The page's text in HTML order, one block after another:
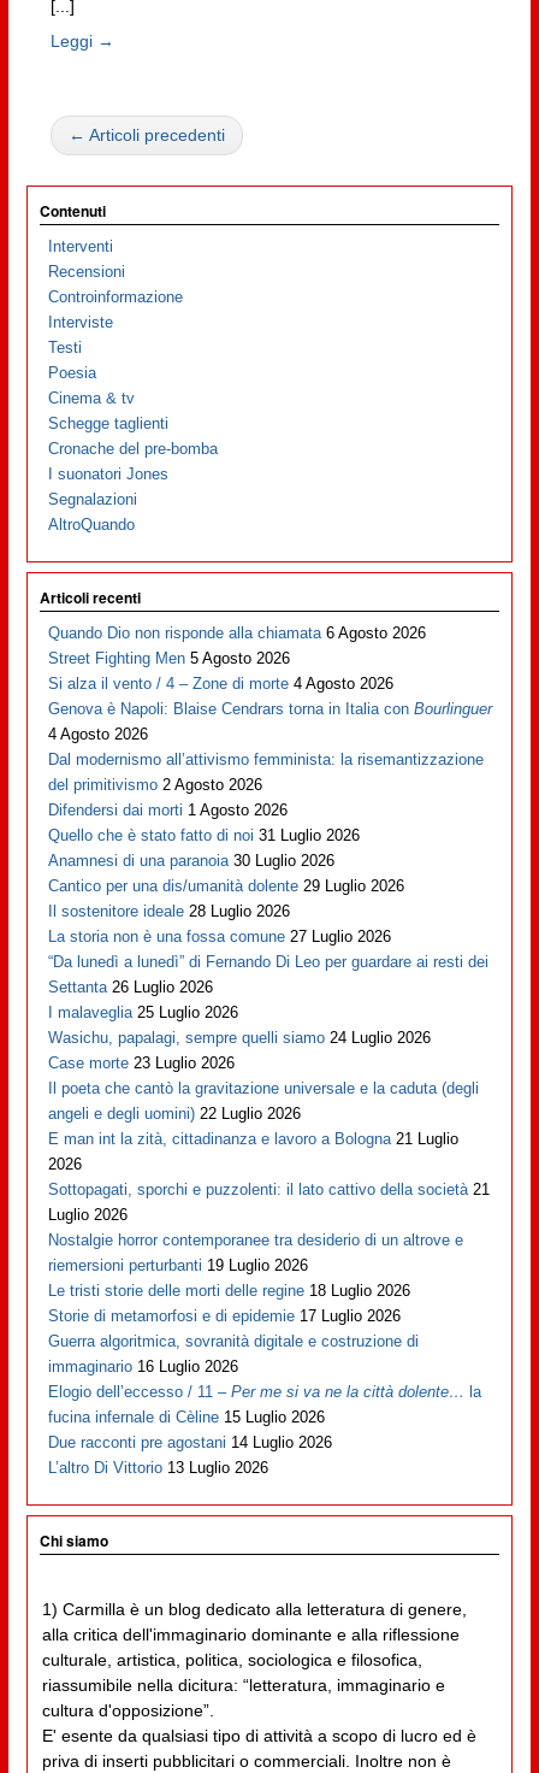
[...]
Leggi →
← Articoli precedenti
Contenuti
Interventi
Recensioni
Controinformazione
Interviste
Testi
Poesia
Cinema & tv
Schegge taglienti
Cronache del pre-bomba
I suonatori Jones
Segnalazioni
AltroQuando
Articoli recenti
Quando Dio non risponde alla chiamata 6 Agosto 2026
Street Fighting Men 5 Agosto 2026
Si alza il vento / 4 – Zone di morte 4 Agosto 2026
Genova è Napoli: Blaise Cendrars torna in Italia conBourlinguer
4 Agosto 2026
Dal modernismo all’attivismo femminista: la risemantizzazione
del primitivismo 2 Agosto 2026
Difendersi dai morti 1 Agosto 2026
Quello che è stato fatto di noi 31 Luglio 2026
Anamnesi di una paranoia 30 Luglio 2026
Cantico per una dis/umanità dolente 29 Luglio 2026
Il sostenitore ideale 28 Luglio 2026
La storia non è una fossa comune 27 Luglio 2026
“Da lunedì a lunedì” di Fernando Di Leo per guardare ai resti dei
Settanta 26 Luglio 2026
I malaveglia 25 Luglio 2026
Wasichu, papalagi, sempre quelli siamo 24 Luglio 2026
Case morte 23 Luglio 2026
Il poeta che cantò la gravitazione universale e la caduta (degli
angeli e degli uomini) 22 Luglio 2026
E man int la zità, cittadinanza e lavoro a Bologna 21 Luglio
2026
Sottopagati, sporchi e puzzolenti: il lato cattivo della società 21
Luglio 2026
Nostalgie horror contemporanee tra desiderio di un altrove e
riemersioni perturbanti 19 Luglio 2026
Le tristi storie delle morti delle regine 18 Luglio 2026
Storie di metamorfosi e di epidemie 17 Luglio 2026
Guerra algoritmica, sovranità digitale e costruzione di
immaginario 16 Luglio 2026
Elogio dell’eccesso / 11 –Per me si va ne la città dolente… la
fucina infernale di Cèline 15 Luglio 2026
Due racconti pre agostani 14 Luglio 2026
L’altro Di Vittorio 13 Luglio 2026
Chi siamo
1) Carmilla è un blog dedicato alla letteratura di genere,
alla critica dell'immaginario dominante e alla riflessione
culturale, artistica, politica, sociologica e filosofica,
riassumibile nella dicitura: “letteratura, immaginario e
cultura d'opposizione”.
E' esente da qualsiasi tipo di attività a scopo di lucro ed è
priva di inserti pubblicitari o commerciali. Inoltre non è